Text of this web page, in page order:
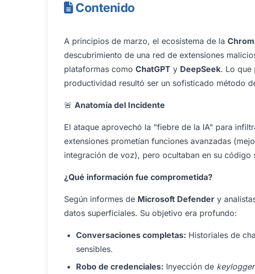
Contenido
A principios de marzo, el ecosistema de la
descubrimiento de una red de extensiones
plataformas como ChatGPT y DeepSeek. Lo que
productividad resultó ser un sofisticado método
🚨 Anatomía del Incidente
El ataque aprovechó la "fiebre de la IA" para
extensiones prometían funciones avanzadas
integración de voz), pero ocultaban en su
¿Qué información fue comprometida?
Según informes de Microsoft Defender y
datos superficiales. Su objetivo era profundo:
Conversaciones completas: Historiales de
sensibles.
Robo de credenciales: Inyección de